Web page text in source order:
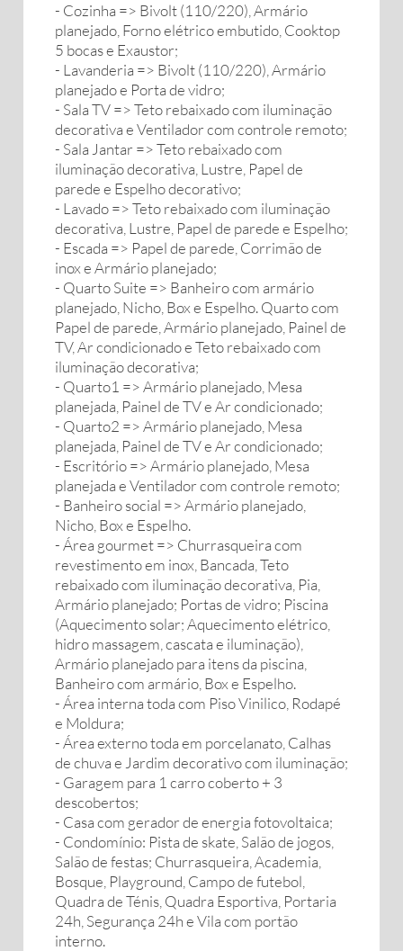
- Cozinha => Bivolt (110/220), Armário
planejado, Forno elétrico embutido, Cooktop
5 bocas e Exaustor;
- Lavanderia => Bivolt (110/220), Armário
planejado e Porta de vidro;
- Sala TV => Teto rebaixado com iluminação
decorativa e Ventilador com controle remoto;
- Sala Jantar => Teto rebaixado com
iluminação decorativa, Lustre, Papel de
parede e Espelho decorativo;
- Lavado => Teto rebaixado com iluminação
decorativa, Lustre, Papel de parede e Espelho;
- Escada => Papel de parede, Corrimão de
inox e Armário planejado;
- Quarto Suite => Banheiro com armário
planejado, Nicho, Box e Espelho. Quarto com
Papel de parede, Armário planejado, Painel de
TV, Ar condicionado e Teto rebaixado com
iluminação decorativa;
- Quarto1 => Armário planejado, Mesa
planejada, Painel de TV e Ar condicionado;
- Quarto2 => Armário planejado, Mesa
planejada, Painel de TV e Ar condicionado;
- Escritório => Armário planejado, Mesa
planejada e Ventilador com controle remoto;
- Banheiro social => Armário planejado,
Nicho, Box e Espelho.
- Área gourmet => Churrasqueira com
revestimento em inox, Bancada, Teto
rebaixado com iluminação decorativa, Pia,
Armário planejado; Portas de vidro; Piscina
(Aquecimento solar; Aquecimento elétrico,
hidro massagem, cascata e iluminação),
Armário planejado para itens da piscina,
Banheiro com armário, Box e Espelho.
- Área interna toda com Piso Vinilico, Rodapé
e Moldura;
- Área externo toda em porcelanato, Calhas
de chuva e Jardim decorativo com iluminação;
- Garagem para 1 carro coberto + 3
descobertos;
- Casa com gerador de energia fotovoltaica;
- Condomínio: Pista de skate, Salão de jogos,
Salão de festas; Churrasqueira, Academia,
Bosque, Playground, Campo de futebol,
Quadra de Ténis, Quadra Esportiva, Portaria
24h, Segurança 24h e Vila com portão
interno.